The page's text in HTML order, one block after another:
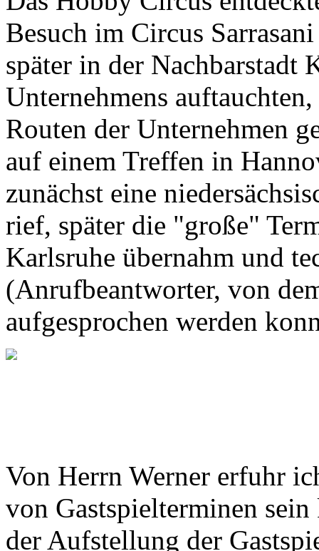
Besuch im Circus
später in der Nachbarstadt
Unternehmens
Routen der Unternehmen
auf einem Treffen in
zunächst eine
rief, später die "große"
Karlsruhe übernahm und
(Anrufbeantworter, von
aufgesprochen werden
Von Herrn Werner erfuhr
von Gastspielterminen
der Aufstellung der